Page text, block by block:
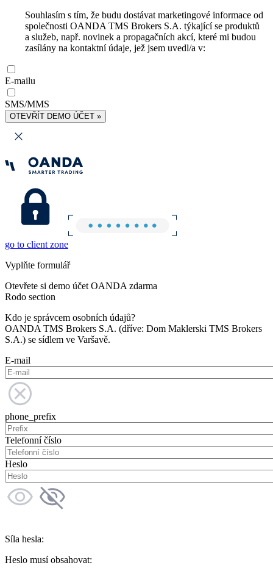
Souhlasím s tím, že budu dostávat marketingové informace od
společnosti OANDA TMS Brokers S.A. týkající se produktů
a služeb, např. novinek a propagačních akcí, které mi budou
zasílány na kontaktní údaje, jež jsem uvedl/a v:
E-mailu
SMS/MMS
OTEVŘÍT DEMO ÚČET »
go to client zone
Vyplňte formulář
Otevřete si demo účet OANDA zdarma
Rodo section
Kdo je správcem osobních údajů?
OANDA TMS Brokers S.A. (dříve: Dom Maklerski TMS Brokers
S.A.) se sídlem ve Varšavě.
E-mail
phone_prefix
Telefonní číslo
Heslo
Síla hesla:
Heslo musí obsahovat: